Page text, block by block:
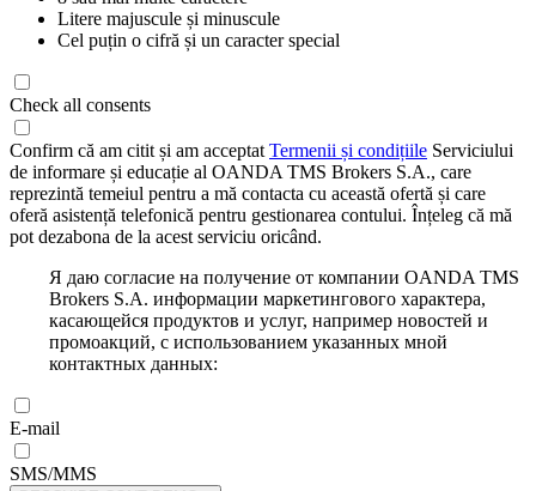
Litere majuscule și minuscule
Cel puțin o cifră și un caracter special
Check all consents
Confirm că am citit și am acceptat Termenii și condițiile Serviciului
de informare și educație al OANDA TMS Brokers S.A., care
reprezintă temeiul pentru a mă contacta cu această ofertă și care
oferă asistență telefonică pentru gestionarea contului. Înțeleg că mă
pot dezabona de la acest serviciu oricând.
Я даю согласие на получение от компании OANDA TMS
Brokers S.A. информации маркетингового характера,
касающейся продуктов и услуг, например новостей и
промоакций, с использованием указанных мной
контактных данных:
E-mail
SMS/MMS